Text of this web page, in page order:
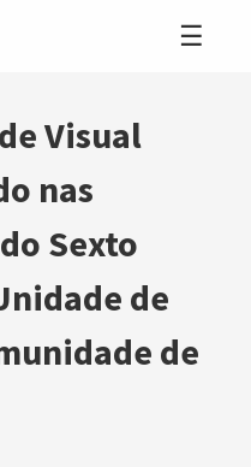
Visual
nas
Sexto
de
de